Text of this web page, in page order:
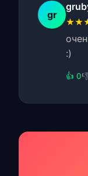
gr
:)
👍 0